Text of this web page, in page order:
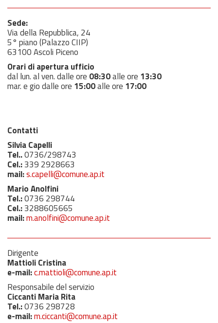
Sede:
Via della Repubblica, 24
5° piano (Palazzo CIIP)
63100 Ascoli Piceno
Orari di apertura ufficio
dal lun. al ven. dalle ore 08:30alle ore 13:30
mar. e gio dalle ore 15:00alle ore 17:00
Contatti
Silvia Capelli
Tel..0736/298743
Cel.:339 2928663
mail:s.capelli@comune.ap.it
Mario Anolfini
Tel.:0736 298744
Cel.:3288605665
mail:m.anolfini@comune.ap.it
Dirigente
Mattioli Cristina
e-mail:c.mattioli@comune.ap.it
Responsabile del servizio
Ciccanti Maria Rita
Tel.:0736 298728
e-mail:m.ciccanti@comune.ap.it